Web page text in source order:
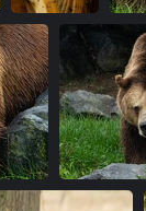
IMG 7214-1
vue 4836 fois